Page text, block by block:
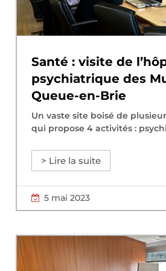
Santé : visite de
psychiatrique des
Queue-en-Brie
Un vaste site boisé de
qui propose 4 activités :
> Lire la suite
5 mai 2023